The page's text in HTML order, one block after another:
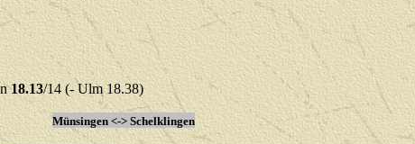
18.13/14 (- Ulm 18.38)
Münsingen <-> Schelklingen